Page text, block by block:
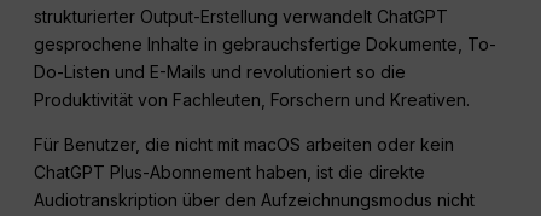
strukturierter Output-Erstellung verwandelt ChatGPT
gesprochene Inhalte in gebrauchsfertige Dokumente, To-
Do-Listen und E-Mails und revolutioniert so die
Produktivität von Fachleuten, Forschern und Kreativen.
Für Benutzer, die nicht mit macOS arbeiten oder kein
ChatGPT Plus-Abonnement haben, ist die direkte
Audiotranskription über den Aufzeichnungsmodus nicht